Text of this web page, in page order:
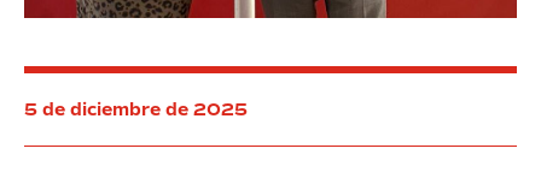
5 de diciembre de 2025